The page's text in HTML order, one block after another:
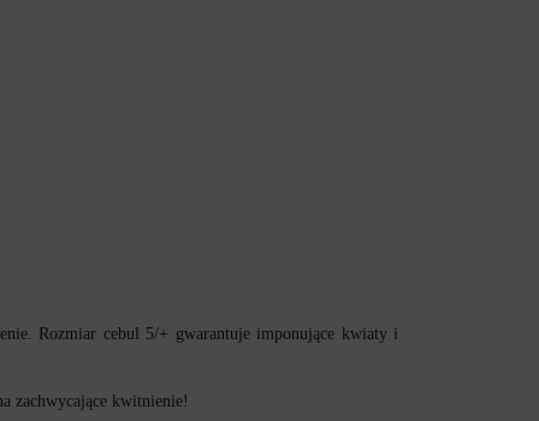
Rozmiar cebul 5/+ gwarantuje imponujące kwiaty i
zachwycające kwitnienie!